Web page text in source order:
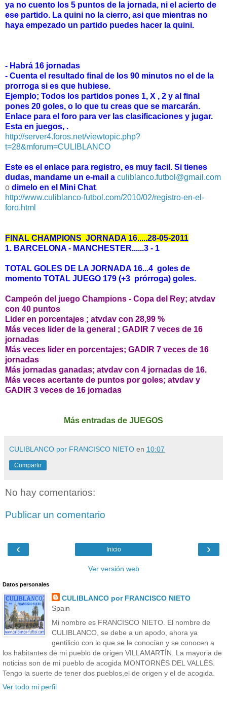
ya no cuento los 5 puntos de la jornada, ni el acierto de
ese partido. La quini no la cierro, asi que mientras no
haya empezado un partido puedes hacer la quini.
- Habrá 16 jornadas
- Cuenta el resultado final de los 90 minutos no el de la
prorroga si es que hubiese.
Ejemplo; Todos los partidos pones 1, X , 2 y al final
pones 20 goles, o lo que tu creas que se marcarán.
Enlace para el foro para ver las clasificaciones y jugar.
Esta en juegos, .
http://server4.foros.net/viewtopic.php?
t=28&mforum=CULIBLANCO
Este es el enlace para registro, es muy facil. Si tienes
dudas, mandame un e-mail a culiblanco.futbol@gmail.com
o dimelo en el Mini Chat.
http://www.culiblanco-futbol.com/2010/02/registro-en-el-
foro.html
FINAL CHAMPIONS JORNADA 16.....28-05-2011
1. BARCELONA - MANCHESTER......3 - 1
TOTAL GOLES DE LA JORNADA 16...4 goles de
momento TOTAL JUEGO 179 (+3 prórroga) goles.
Campeón del juego Champions - Copa del Rey; atvdav
con 40 puntos
Lider en porcentajes ; atvdav con 28,99 %
Más veces lider de la general ; GADIR 7 veces de 16
jornadas
Más veces lider en porcentajes; GADIR 7 veces de 16
jornadas
Más jornadas ganadas; atvdav con 4 jornadas de 16.
Más veces acertante de puntos por goles; atvdav y
GADIR 3 veces de 16 jornadas
Más entradas de JUEGOS
CULIBLANCO por FRANCISCO NIETO en 10:07
Compartir
No hay comentarios:
Publicar un comentario
‹ ›
Inicio
Ver versión web
Datos personales
CULIBLANCO por FRANCISCO NIETO
Spain
Mi nombre es FRANCISCO NIETO. El nombre de
CULIBLANCO, se debe a un apodo, ahora ya
gentilicio con lo que se le conocían y se conocen a
los habitantes de mi pueblo de origen VILLAMARTÍN. La mayoria de
noticias son de mi pueblo de acogida MONTORNÈS DEL VALLÈS.
Tengo la suerte de tener dos pueblos,el de origen y el de acogida.
Ver todo mi perfil